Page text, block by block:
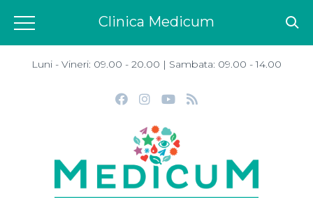
Luni - Vineri: 09.00 - 20.00 | Sambata: 09.00 - 14.00
Clinica Medicum